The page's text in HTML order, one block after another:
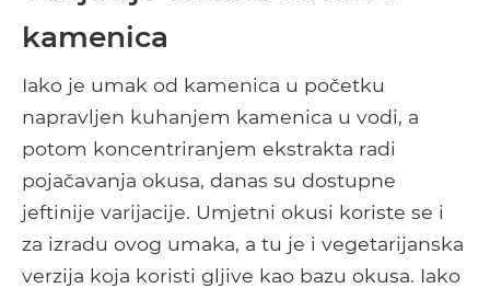
kamenica
Iako je umak od kamenica u početku
napravljen kuhanjem kamenica u vodi, a
potom koncentriranjem ekstrakta radi
pojačavanja okusa, danas su dostupne
jeftinije varijacije. Umjetni okusi koriste se i
za izradu ovog umaka, a tu je i vegetarijanska
verzija koja koristi gljive kao bazu okusa. Iako